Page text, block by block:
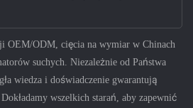
OEM/ODM, cięcia na wymiar w Chinach
suchych. Niezależnie od Państwa
wiedza i doświadczenie gwarantują
wszelkich starań, aby zapewnić